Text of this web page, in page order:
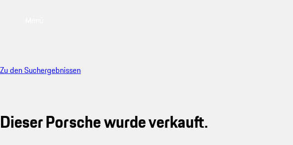
Zu den Suchergebnissen
Dieser Porsche wurde verkauft.